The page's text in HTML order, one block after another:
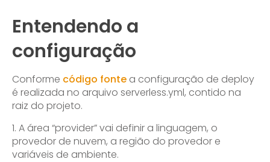
Entendendo a
configuração
Conforme código fonte a configuração de deploy
é realizada no arquivo serverless.yml, contido na
raiz do projeto.
A área “provider” vai definir a linguagem, o
provedor de nuvem, a região do provedor e
variáveis de ambiente.